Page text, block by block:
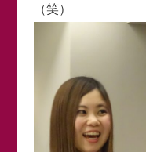
（笑）